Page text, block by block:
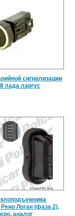
сигнализации
лада ларгус
Логан (фаза 2),
аналог